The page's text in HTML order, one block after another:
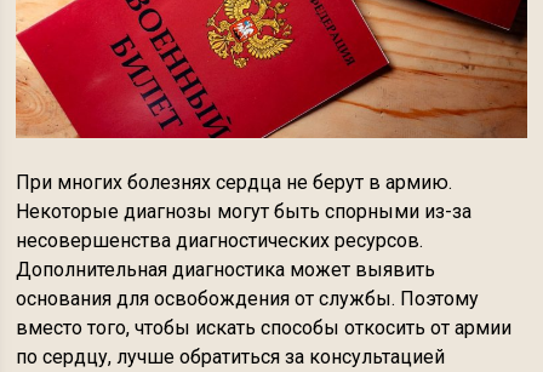
При многих болезнях сердца не берут в армию.
Некоторые диагнозы могут быть спорными из-за
несовершенства диагностических ресурсов.
Дополнительная диагностика может выявить
основания для освобождения от службы. Поэтому
вместо того, чтобы искать способы откосить от армии
по сердцу, лучше обратиться за консультацией